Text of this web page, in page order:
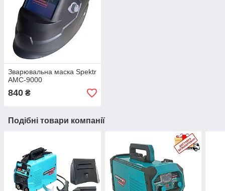
Зварювальна маска Spektr
АМС-9000
840 ₴
Подібні товари компанії